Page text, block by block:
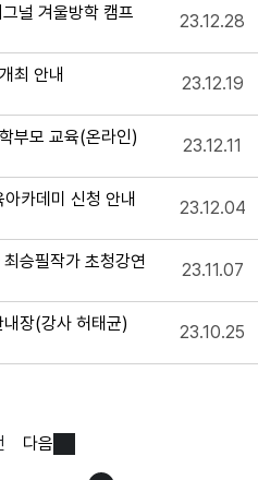
널 겨울방학 캠프 23.12.28
최 안내 23.12.19
부모 교육(온라인)
23.12.11
카데미 신청 안내 23.12.04
승필작가 초청강연 23.11.07
장(강사 허태균) 23.10.25
다음